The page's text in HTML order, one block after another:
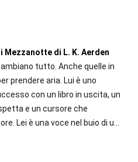
Mezzanotte di L. K. Aerden
tutto. Anche quelle in
prendere aria. Lui è uno
con un libro in uscita, un
e un cursore che
Lei è una voce nel buio di u...